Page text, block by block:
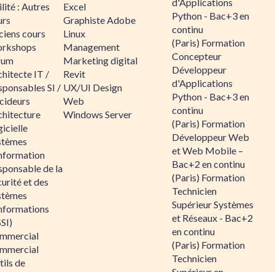
: Autres
cours
IT /
SI /
de la
et des
de
Excel
Graphiste Adobe
Linux
Management
Marketing digital
Revit
UX/UI Design
Web
Windows Server
Python - Bac+3 en
continu
(Paris) Formation
Concepteur
Développeur
d'Applications
Python - Bac+3 en
continu
(Paris) Formation
Développeur Web
et Web Mobile –
Bac+2 en continu
(Paris) Formation
Technicien
Supérieur Systèmes
et Réseaux - Bac+2
en continu
(Paris) Formation
Technicien